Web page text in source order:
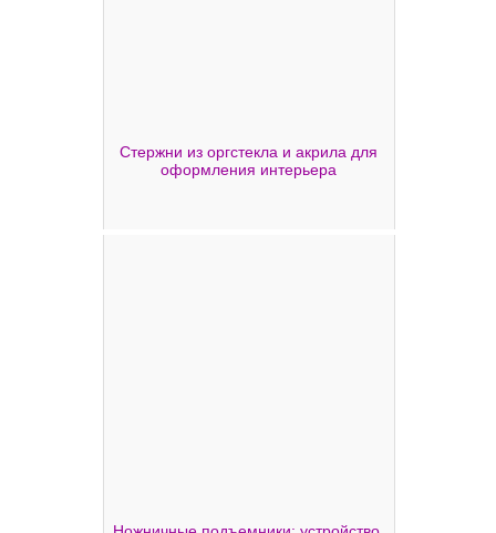
Стержни из оргстекла и акрила для
оформления интерьера